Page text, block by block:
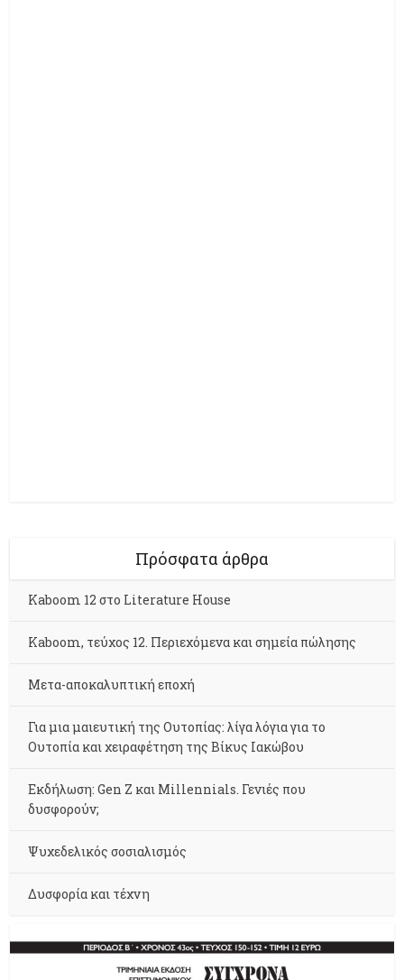
Πρόσφατα άρθρα
Kaboom 12 στο Literature House
Kaboom, τεύχος 12. Περιεχόμενα και σημεία πώλησης
Μετα-αποκαλυπτική εποχή
Για μια μαιευτική της Ουτοπίας: λίγα λόγια για το
Ουτοπία και χειραφέτηση της Βίκυς Ιακώβου
Εκδήλωση: Gen Z και Millennials. Γενιές που
δυσφορούν;
Ψυχεδελικός σοσιαλισμός
Δυσφορία και τέχνη